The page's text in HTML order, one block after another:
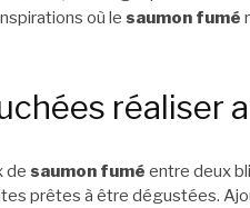
où le saumon fumé
réaliser
de saumon fumé entre deux
prêtes à être dégustées.